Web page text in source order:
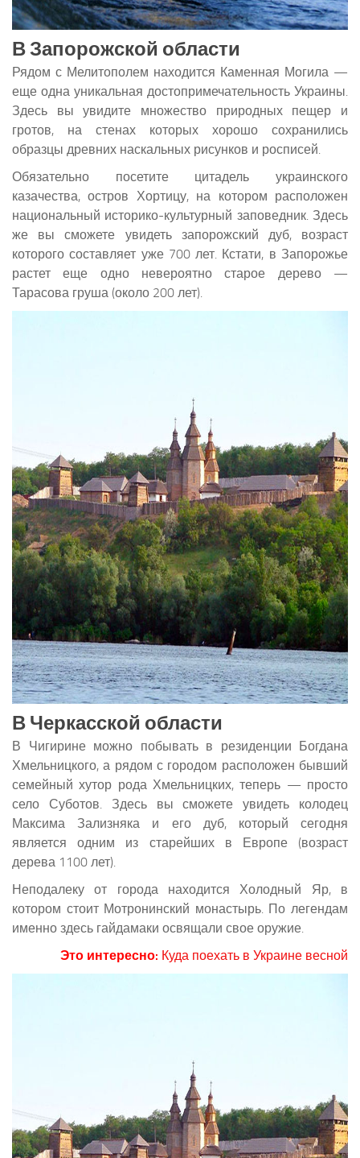
В Запорожской области
Рядом с Мелитополем находится Каменная Могила —
еще одна уникальная достопримечательность Украины.
Здесь вы увидите множество природных пещер и
гротов, на стенах которых хорошо сохранились
образцы древних наскальных рисунков и росписей.
Обязательно посетите цитадель украинского
казачества, остров Хортицу, на котором расположен
национальный историко-культурный заповедник. Здесь
же вы сможете увидеть запорожский дуб, возраст
которого составляет уже 700 лет. Кстати, в Запорожье
растет еще одно невероятно старое дерево —
Тарасова груша (около 200 лет).
В Черкасской области
В Чигирине можно побывать в резиденции Богдана
Хмельницкого, а рядом с городом расположен бывший
семейный хутор рода Хмельницких, теперь — просто
село Суботов. Здесь вы сможете увидеть колодец
Максима Зализняка и его дуб, который сегодня
является одним из старейших в Европе (возраст
дерева 1100 лет).
Неподалеку от города находится Холодный Яр, в
котором стоит Мотронинский монастырь. По легендам
именно здесь гайдамаки освящали свое оружие.
Это интересно: Куда поехать в Украине весной